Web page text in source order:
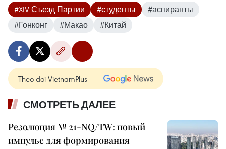
#XIV Съезд Партии #студенты
#аспиранты
#Гонконг
#Макао #Китай
Theo dõi VietnamPlus
СМОТРЕТЬ ДАЛЕЕ
Резолюция № 21-NQ/TW: новый
импульс для формирования